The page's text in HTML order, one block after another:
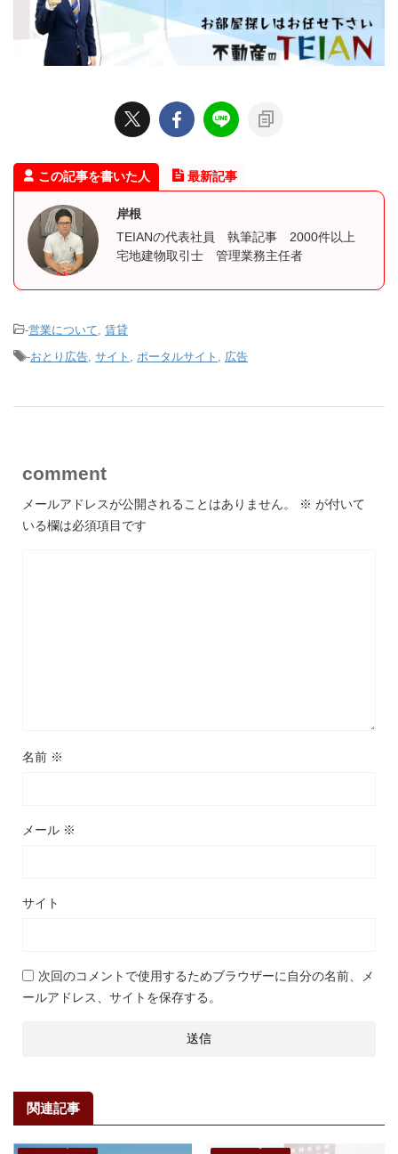
この記事を書いた人 最新記事
岸根
TEIANの代表社員 執筆記事 2000件以上
宅地建物取引士 管理業務主任者
-営業について, 賃貸
-おとり広告, サイト , ポータルサイト , 広告
comment
メールアドレスが公開されることはありません。 ※ が付いて
いる欄は必須項目です
名前 ※
メール ※
サイト
次回のコメントで使用するためブラウザーに自分の名前、メ
ールアドレス、サイトを保存する。
関連記事